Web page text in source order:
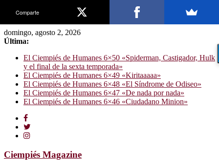
domingo, agosto 2, 2026
Última:
El Ciempiés de Humanes 6×50 «Spiderman, Castigador, Hulk
y el final de la sexta temporada»
El Ciempiés de Humanes 6×49 «Kiritaaaaa»
El Ciempiés de Humanes 6×48 «El Síndrome de Odiseo»
El Ciempiés de Humanes 6×47 «De nada por nada»
El Ciempiés de Humanes 6×46 «Ciudadano Minion»
Ciempiés Magazine
Comparte